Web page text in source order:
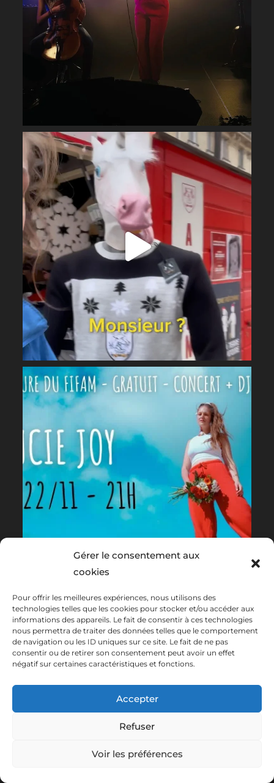
Gérer le consentement aux
cookies
Pour offrir les meilleures expériences, nous utilisons des
technologies telles que les cookies pour stocker et/ou accéder aux
informations des appareils. Le fait de consentir à ces technologies
nous permettra de traiter des données telles que le comportement
de navigation ou les ID uniques sur ce site. Le fait de ne pas
consentir ou de retirer son consentement peut avoir un effet
négatif sur certaines caractéristiques et fonctions.
Accepter
Refuser
Voir les préférences